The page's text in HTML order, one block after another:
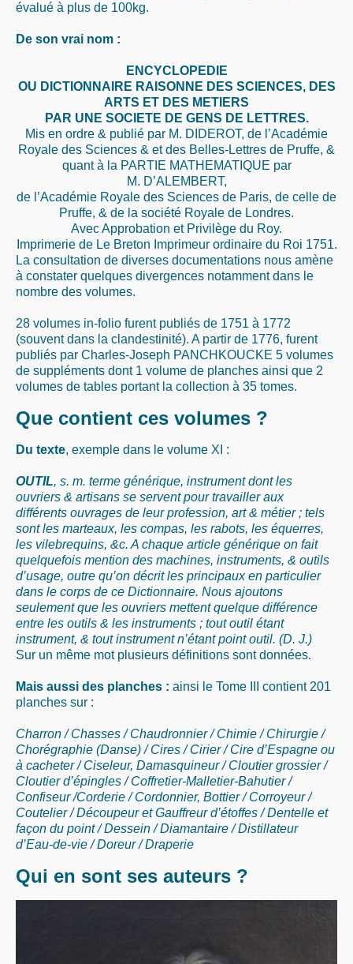
évalué à plus de 100kg.
De son vrai nom :
ENCYCLOPEDIE
OU DICTIONNAIRE RAISONNE DES SCIENCES, DES
ARTS ET DES METIERS
PAR UNE SOCIETE DE GENS DE LETTRES.
Mis en ordre & publié par M. DIDEROT, de l’Académie
Royale des Sciences & et des Belles-Lettres de Pruffe, &
quant à la PARTIE MATHEMATIQUE par
M. D’ALEMBERT,
de l’Académie Royale des Sciences de Paris, de celle de
Pruffe, & de la société Royale de Londres.
Avec Approbation et Privilège du Roy.
Imprimerie de Le Breton Imprimeur ordinaire du Roi 1751.
La consultation de diverses documentations nous amène
à constater quelques divergences notamment dans le
nombre des volumes.
28 volumes in-folio furent publiés de 1751 à 1772
(souvent dans la clandestinité). A partir de 1776, furent
publiés par Charles-Joseph PANCHKOUCKE 5 volumes
de suppléments dont 1 volume de planches ainsi que 2
volumes de tables portant la collection à 35 tomes.
Que contient ces volumes ?
Du texte, exemple dans le volume XI :
OUTIL, s. m. terme générique, instrument dont les
ouvriers & artisans se servent pour travailler aux
différents ouvrages de leur profession, art & métier ; tels
sont les marteaux, les compas, les rabots, les équerres,
les vilebrequins, &c. A chaque article générique on fait
quelquefois mention des machines, instruments, & outils
d’usage, outre qu’on décrit les principaux en particulier
dans le corps de ce Dictionnaire. Nous ajoutons
seulement que les ouvriers mettent quelque différence
entre les outils & les instruments ; tout outil étant
instrument, & tout instrument n’étant point outil. (D. J.)
Sur un même mot plusieurs définitions sont données.
Mais aussi des planches : ainsi le Tome III contient 201
planches sur :
Charron / Chasses / Chaudronnier / Chimie / Chirurgie /
Chorégraphie (Danse) / Cires / Cirier / Cire d’Espagne ou
à cacheter / Ciseleur, Damasquineur / Cloutier grossier /
Cloutier d’épingles / Coffretier-Malletier-Bahutier /
Confiseur /Corderie / Cordonnier, Bottier / Corroyeur /
Coutelier / Découpeur et Gauffreur d’étoffes / Dentelle et
façon du point / Dessein / Diamantaire / Distillateur
d’Eau-de-vie / Doreur / Draperie
Qui en sont ses auteurs ?